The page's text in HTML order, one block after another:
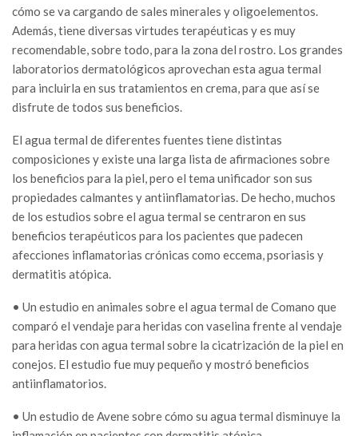
cómo se va cargando de sales minerales y oligoelementos.
Además, tiene diversas virtudes terapéuticas y es muy
recomendable, sobre todo, para la zona del rostro. Los grandes
laboratorios dermatológicos aprovechan esta agua termal
para incluirla en sus tratamientos en crema, para que así se
disfrute de todos sus beneficios.
El agua termal de diferentes fuentes tiene distintas
composiciones y existe una larga lista de afirmaciones sobre
los beneficios para la piel, pero el tema unificador son sus
propiedades calmantes y antiinflamatorias. De hecho, muchos
de los estudios sobre el agua termal se centraron en sus
beneficios terapéuticos para los pacientes que padecen
afecciones inflamatorias crónicas como eccema, psoriasis y
dermatitis atópica.
• Un estudio en animales sobre el agua termal de Comano que
comparó el vendaje para heridas con vaselina frente al vendaje
para heridas con agua termal sobre la cicatrización de la piel en
conejos. El estudio fue muy pequeño y mostró beneficios
antiinflamatorios.
• Un estudio de Avene sobre cómo su agua termal disminuye la